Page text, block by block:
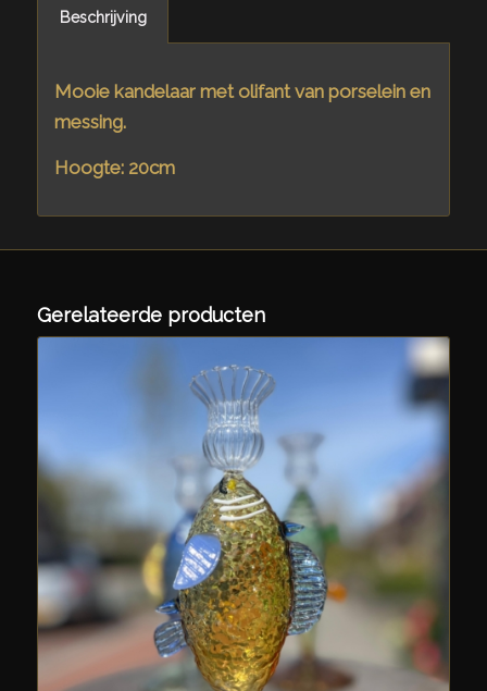
Beschrijving
Mooie kandelaar met olifant van porselein en
messing.
Hoogte: 20cm
Gerelateerde producten